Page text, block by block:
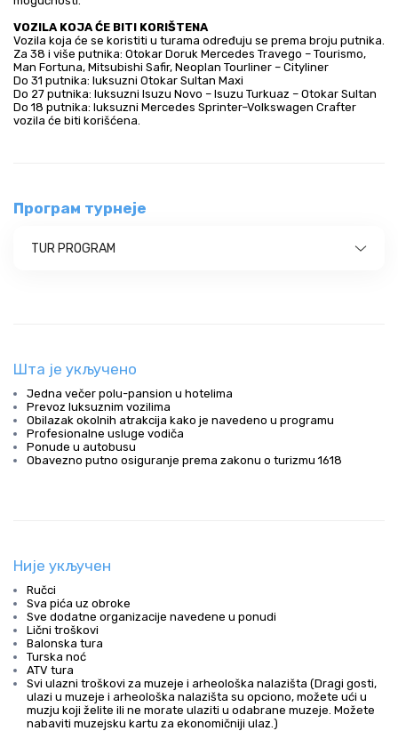
VOZILA KOJA ĆE BITI KORIŠTENA
Vozila koja će se koristiti u turama određuju se prema broju putnika.
Za 38 i više putnika: Otokar Doruk Mercedes Travego – Tourismo,
Man Fortuna, Mitsubishi Safir, Neoplan Tourliner – Cityliner
Do 31 putnika: luksuzni Otokar Sultan Maxi
Do 27 putnika: luksuzni Isuzu Novo – Isuzu Turkuaz – Otokar Sultan
Do 18 putnika: luksuzni Mercedes Sprinter–Volkswagen Crafter
vozila će biti korišćena.
Програм турнеје
TUR PROGRAM
Шта је укључено
Jedna večer polu-pansion u hotelima
Prevoz luksuznim vozilima
Obilazak okolnih atrakcija kako je navedeno u programu
Profesionalne usluge vodiča
Ponude u autobusu
Obavezno putno osiguranje prema zakonu o turizmu 1618
Није укључен
Ručci
Sva pića uz obroke
Sve dodatne organizacije navedene u ponudi
Lični troškovi
Balonska tura
Turska noć
ATV tura
Svi ulazni troškovi za muzeje i arheološka nalazišta (Dragi gosti,
ulazi u muzeje i arheološka nalazišta su opciono, možete ući u
muzju koji želite ili ne morate ulaziti u odabrane muzeje. Možete
nabaviti muzejsku kartu za ekonomičniji ulaz.)